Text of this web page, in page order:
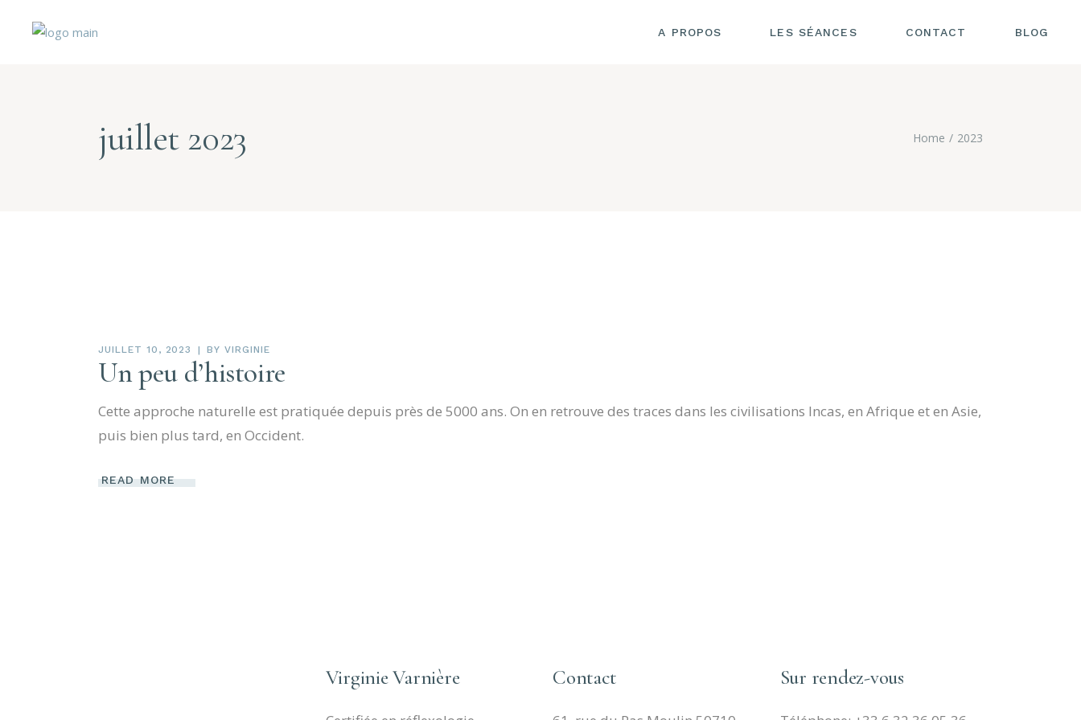
A PROPOS LES SÉANCES CONTACT BLOG
juillet 2023 Home 2023
JUILLET 10, 2023 BY VIRGINIE
Un peu d’histoire
Cette approche naturelle est pratiquée depuis près de 5000 ans. On en retrouve des traces dans les civilisations Incas, en Afrique et en Asie,
puis bien plus tard, en Occident.
READ MORE
Virginie Varnière Contact Sur rendez-vous